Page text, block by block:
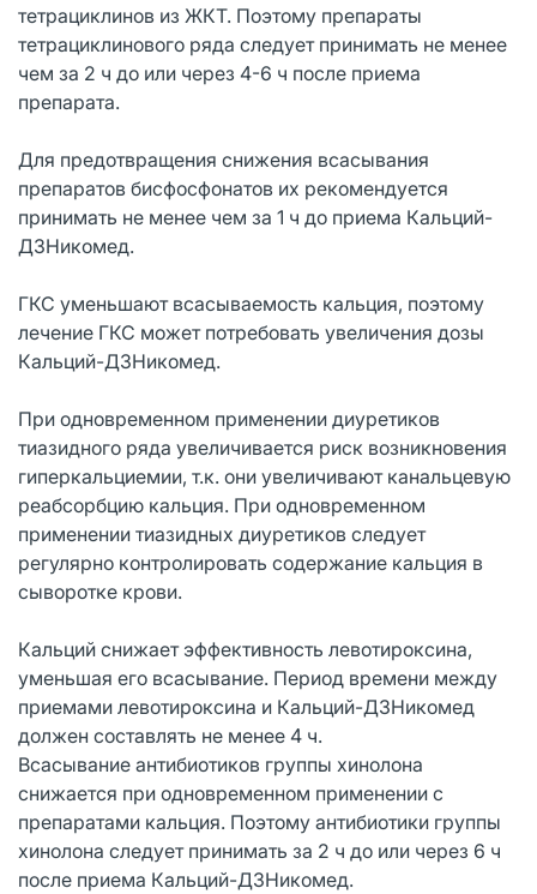
тетрациклинов из ЖКТ. Поэтому препараты
тетрациклинового ряда следует принимать не менее
чем за 2 ч до или через 4-6 ч после приема
препарата.
Для предотвращения снижения всасывания
препаратов бисфосфонатов их рекомендуется
принимать не менее чем за 1 ч до приема Кальций-
Д3Никомед.
ГКС уменьшают всасываемость кальция, поэтому
лечение ГКС может потребовать увеличения дозы
Кальций-Д3Никомед.
При одновременном применении диуретиков
тиазидного ряда увеличивается риск возникновения
гиперкальциемии, т.к. они увеличивают канальцевую
реабсорбцию кальция. При одновременном
применении тиазидных диуретиков следует
регулярно контролировать содержание кальция в
сыворотке крови.
Кальций снижает эффективность левотироксина,
уменьшая его всасывание. Период времени между
приемами левотироксина и Кальций-Д3Никомед
должен составлять не менее 4 ч.
Всасывание антибиотиков группы хинолона
снижается при одновременном применении с
препаратами кальция. Поэтому антибиотики группы
хинолона следует принимать за 2 ч до или через 6 ч
после приема Кальций-Д3Никомед.